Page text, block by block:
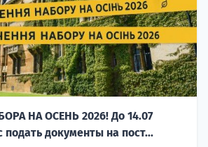
НА ОСЕНЬ 2026! До 14.07
подать документы на пост...